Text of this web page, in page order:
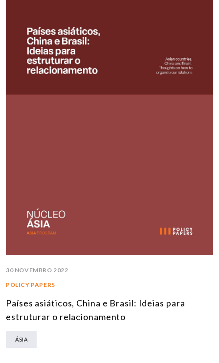
30 NOVEMBRO 2022
POLICY PAPERS
Países asiáticos, China e Brasil: Ideias para
estruturar o relacionamento
ÁSIA